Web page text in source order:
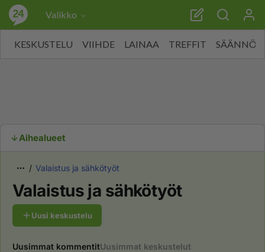
Valikko
KESKUSTELU VIIHDE LAINAA TREFFIT SÄÄNNÖT
Aihealueet
Valaistus ja sähkötyöt
Valaistus ja sähkötyöt
Uusi keskustelu
Uusimmat kommentitUusimmat keskustelut